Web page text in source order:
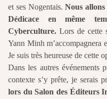
et ses Nogentais.Nous
Dédicace en même
Cyberculture. Lors de cette
Yann Minh m’accompagnera
Je suis très heureuse de cette
Dans les autres événements
contexte s’y prête, je serais
lors du Salon des Éditeurs